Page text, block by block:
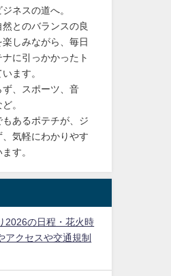
ネスの道へ。
とのバランスの良
しみながら、毎日
に引っかかったト
ます。
、スポーツ、音
。
あるポテチが、ジ
気軽にわかりやす
す。
2026の日程・花火時
アクセスや交通規制